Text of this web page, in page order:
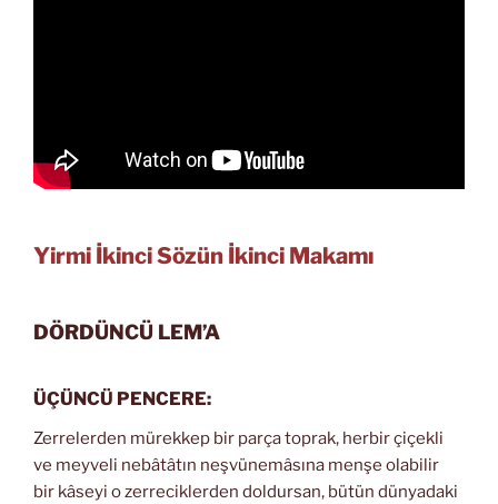
Yirmi İkinci Sözün İkinci Makamı
DÖRDÜNCÜ LEM’A
ÜÇÜNCÜ PENCERE:
Zerrelerden mürekkep bir parça toprak, herbir çiçekli
ve meyveli nebâtâtın neşvünemâsına menşe olabilir
bir kâseyi o zerreciklerden doldursan, bütün dünyadaki